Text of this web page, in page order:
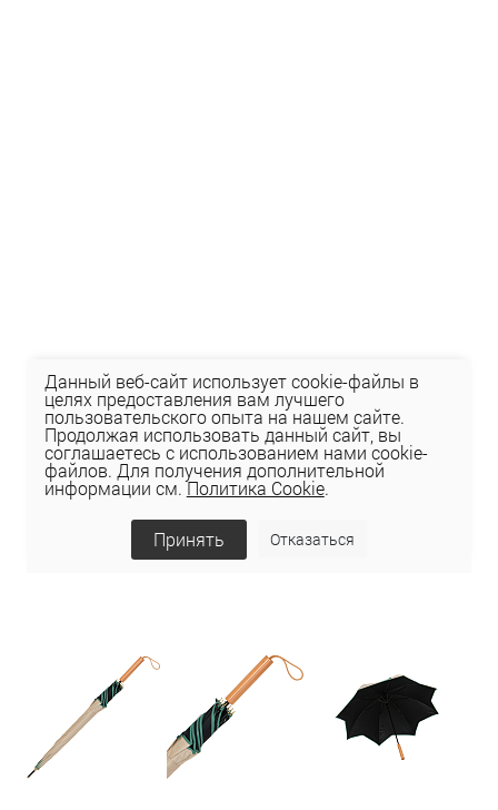
Данный веб-сайт использует cookie-файлы в
целях предоставления вам лучшего
пользовательского опыта на нашем сайте.
Продолжая использовать данный сайт, вы
соглашаетесь с использованием нами cookie-
файлов. Для получения дополнительной
информации см.Политика Cookie.
Принять Отказаться